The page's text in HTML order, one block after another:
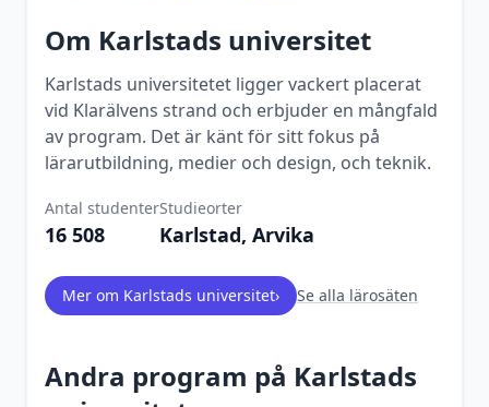
Om Karlstads universitet
Karlstads universitetet ligger vackert placerat
vid Klarälvens strand och erbjuder en mångfald
av program. Det är känt för sitt fokus på
lärarutbildning, medier och design, och teknik.
Antal studenter
16 508
Studieorter
Karlstad, Arvika
Mer om Karlstads universitet› Se alla lärosäten
Andra program på Karlstads